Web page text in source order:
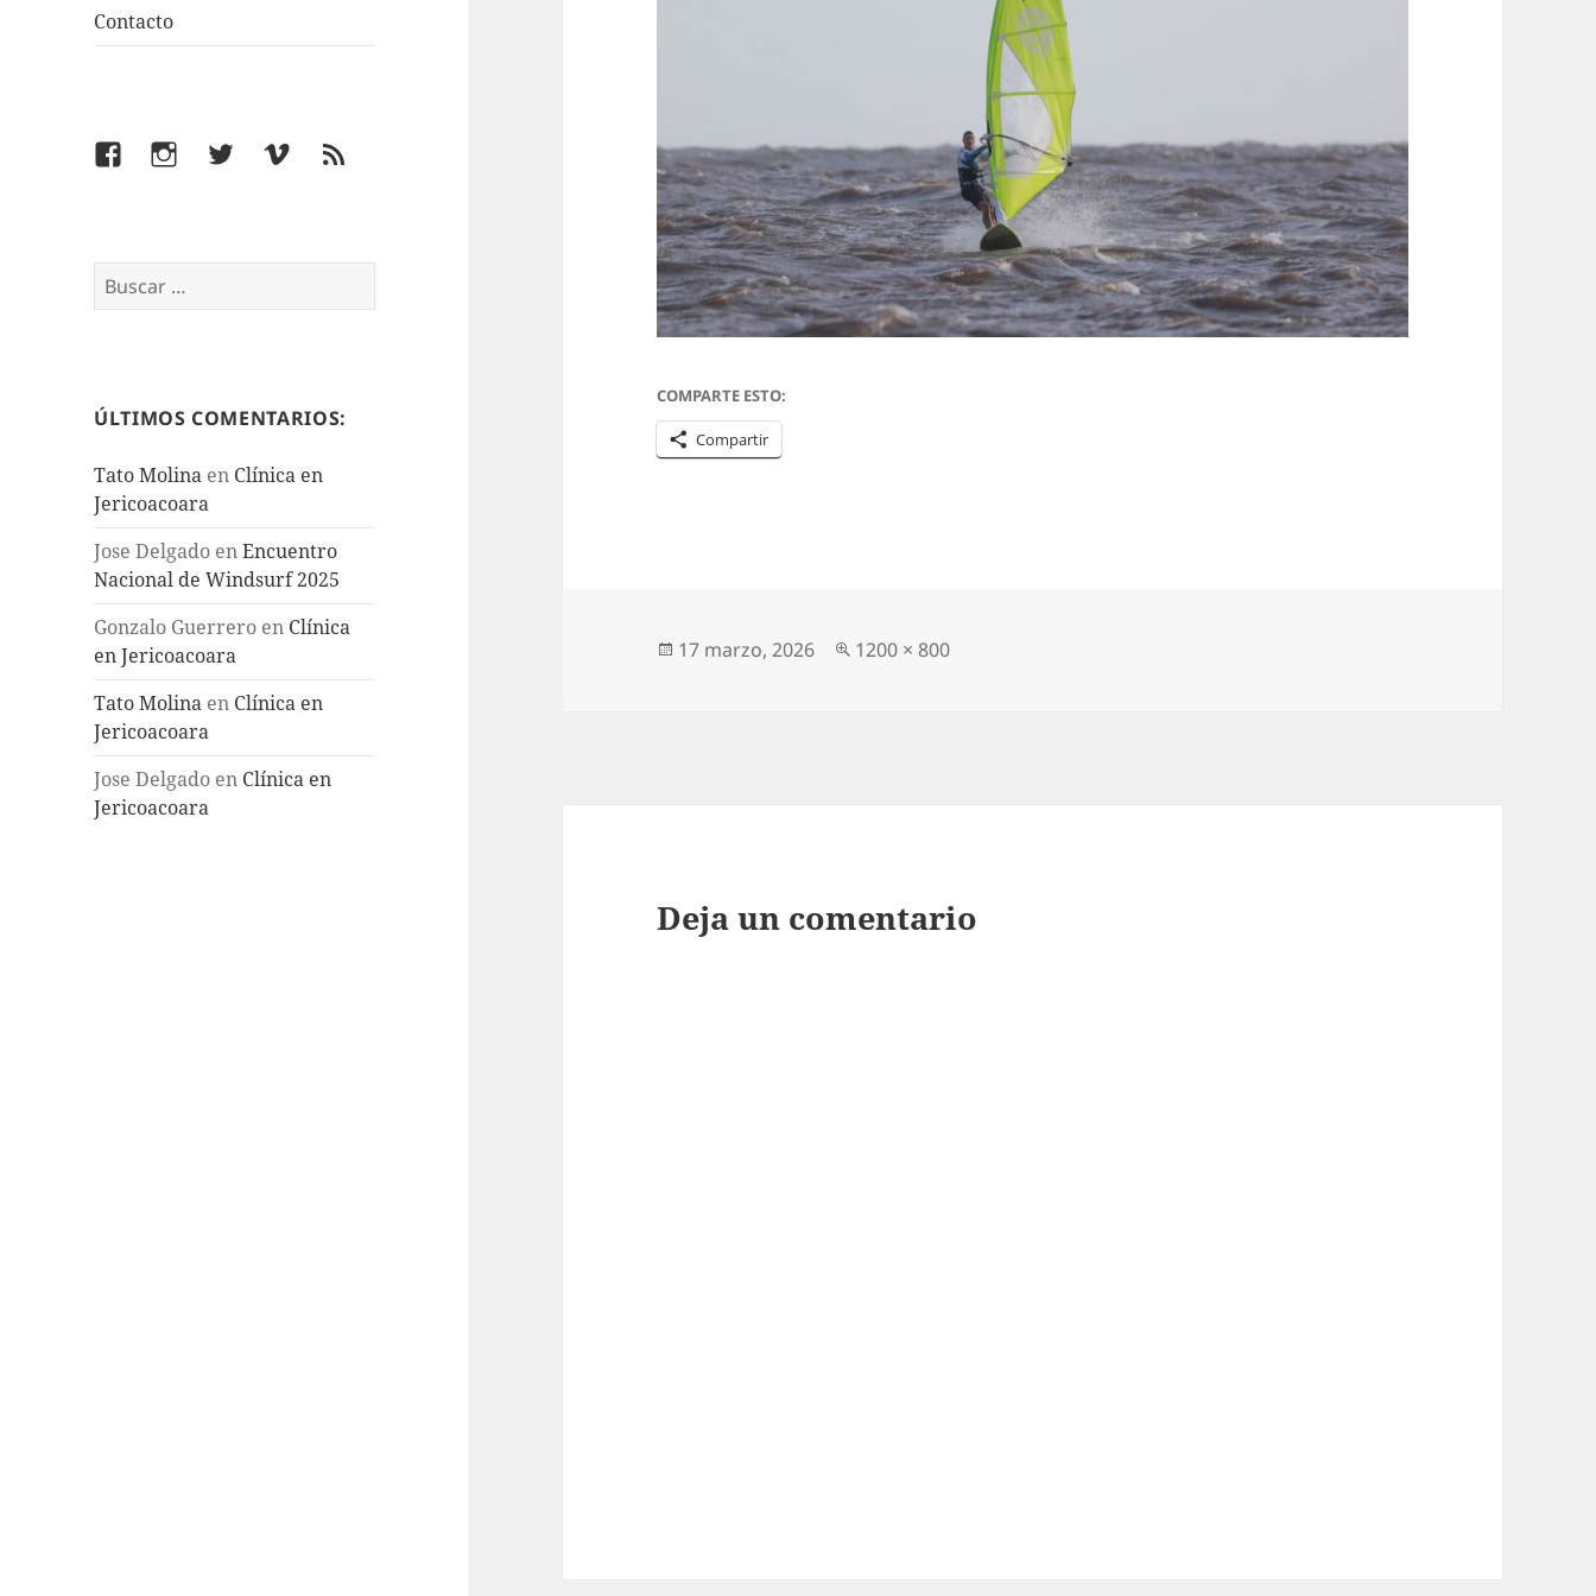
Contacto
FacebookInstagramTwitterVimeoFeed
Buscar:
ÚLTIMOS COMENTARIOS:
Tato Molina en Clínica en
Jericoacoara
Jose Delgado enEncuentro
Nacional de Windsurf 2025
Gonzalo Guerrero en Clínica
en Jericoacoara
Tato Molina en Clínica en
Jericoacoara
Jose Delgado en Clínica en
Jericoacoara
COMPARTE ESTO:
Compartir
Publicado
17 marzo, 2026
Tamaño
1200 × 800
Deja un comentario